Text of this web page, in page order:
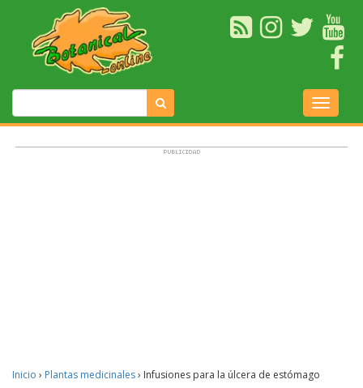
Inicio › Plantas medicinales› Infusiones para la úlcera de estómago